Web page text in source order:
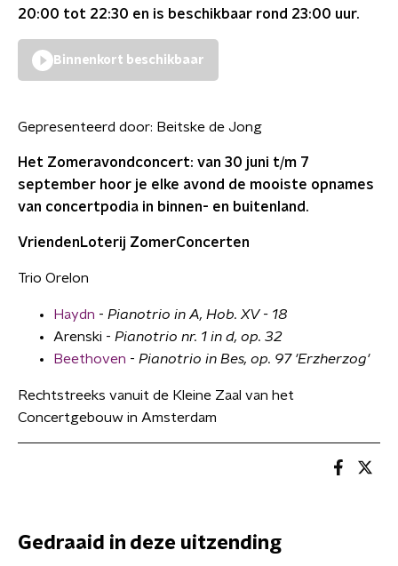
20:00 tot 22:30 en is beschikbaar rond 23:00 uur.
Binnenkort beschikbaar
Gepresenteerd door: Beitske de Jong
Het Zomeravondconcert: van 30 juni t/m 7
september hoor je elke avond de mooiste opnames
van concertpodia in binnen- en buitenland.
VriendenLoterij ZomerConcerten
Trio Orelon
Haydn - Pianotrio in A, Hob. XV - 18
Arenski - Pianotrio nr. 1 in d, op. 32
Beethoven - Pianotrio in Bes, op. 97 'Erzherzog'
Rechtstreeks vanuit de Kleine Zaal van het
Concertgebouw in Amsterdam
Gedraaid in deze uitzending